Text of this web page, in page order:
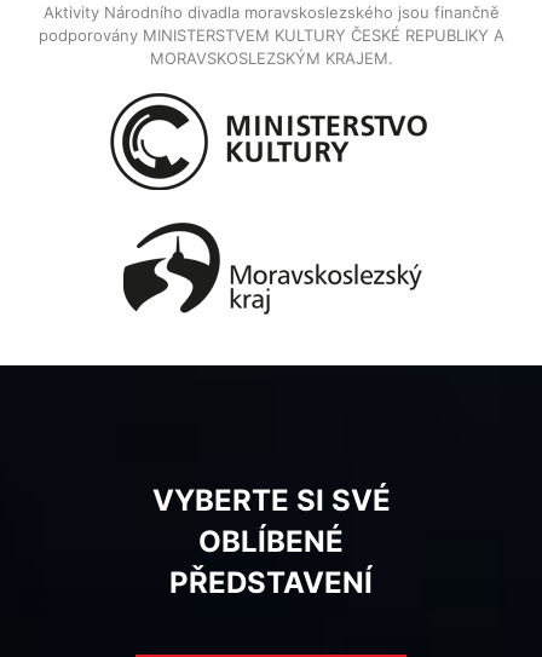
Aktivity Národního divadla moravskoslezského jsou finančně
podporovány MINISTERSTVEM KULTURY ČESKÉ REPUBLIKY A
MORAVSKOSLEZSKÝM KRAJEM.
VYBERTE SI SVÉ
OBLÍBENÉ
PŘEDSTAVENÍ